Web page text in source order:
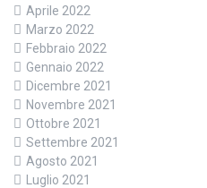
Aprile 2022
Marzo 2022
Febbraio 2022
Gennaio 2022
Dicembre 2021
Novembre 2021
Ottobre 2021
Settembre 2021
Agosto 2021
Luglio 2021